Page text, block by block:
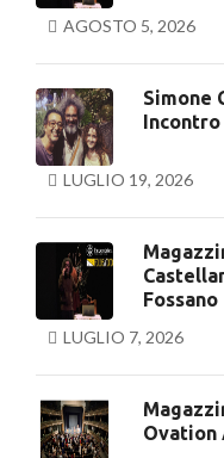
AGOSTO 5, 2026
Simone
Incontro
LUGLIO 19, 2026
Fossano
LUGLIO 7, 2026
Ovation